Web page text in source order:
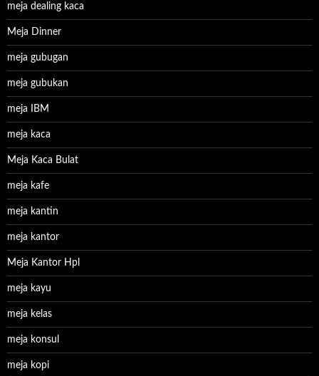
meja dealing kaca
Meja Dinner
meja gubugan
meja gubukan
meja IBM
meja kaca
Meja Kaca Bulat
meja kafe
meja kantin
meja kantor
Meja Kantor Hpl
meja kayu
meja kelas
meja konsul
meja kopi